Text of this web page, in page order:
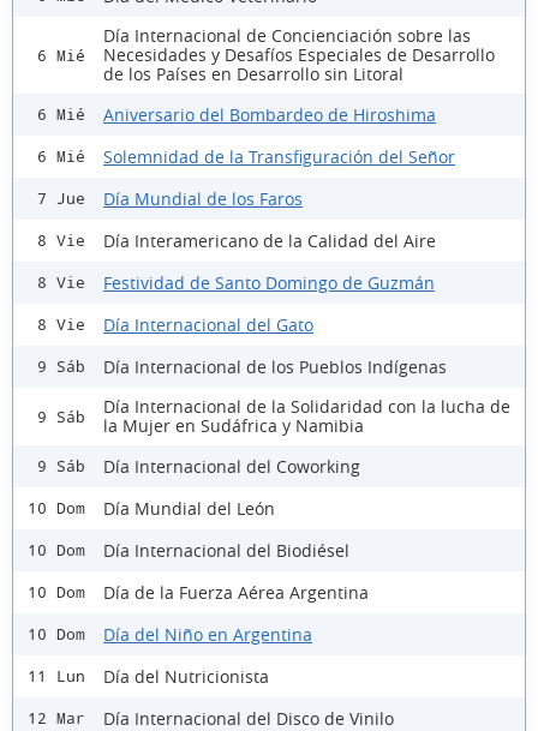
6 Mié
Día Internacional de Concienciación sobre las
Necesidades y Desafíos Especiales de Desarrollo
de los Países en Desarrollo sin Litoral
6 Mié Aniversario del Bombardeo de Hiroshima
6 Mié Solemnidad de la Transfiguración del Señor
7 Jue Día Mundial de los Faros
8 Vie Día Interamericano de la Calidad del Aire
8 Vie Festividad de Santo Domingo de Guzmán
8 Vie Día Internacional del Gato
9 Sáb Día Internacional de los Pueblos Indígenas
9 Sáb
Día Internacional de la Solidaridad con la lucha de
la Mujer en Sudáfrica y Namibia
9 Sáb Día Internacional del Coworking
10 Dom Día Mundial del León
10 Dom Día Internacional del Biodiésel
10 Dom Día de la Fuerza Aérea Argentina
10 Dom Día del Niño en Argentina
11 Lun Día del Nutricionista
12 Mar Día Internacional del Disco de Vinilo